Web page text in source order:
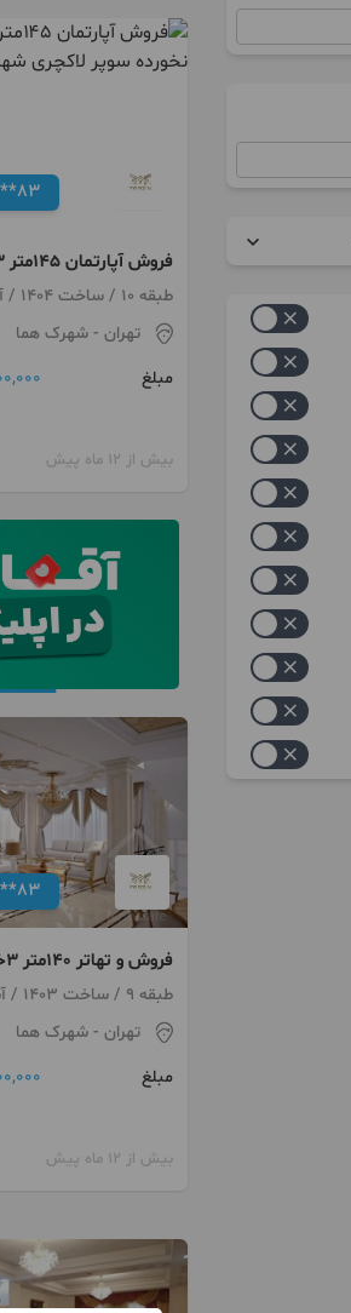
نخورده سوپر لاکچری
طبقه 10 / ساخت 1404 / آسانسور
تهران - شهرک هما
مبلغ
بیش از 12 ماه پیش
لاکچری شهرک هما
طبقه 9 / ساخت 1403 / آسانسور
تهران - شهرک هما
مبلغ
بیش از 12 ماه پیش